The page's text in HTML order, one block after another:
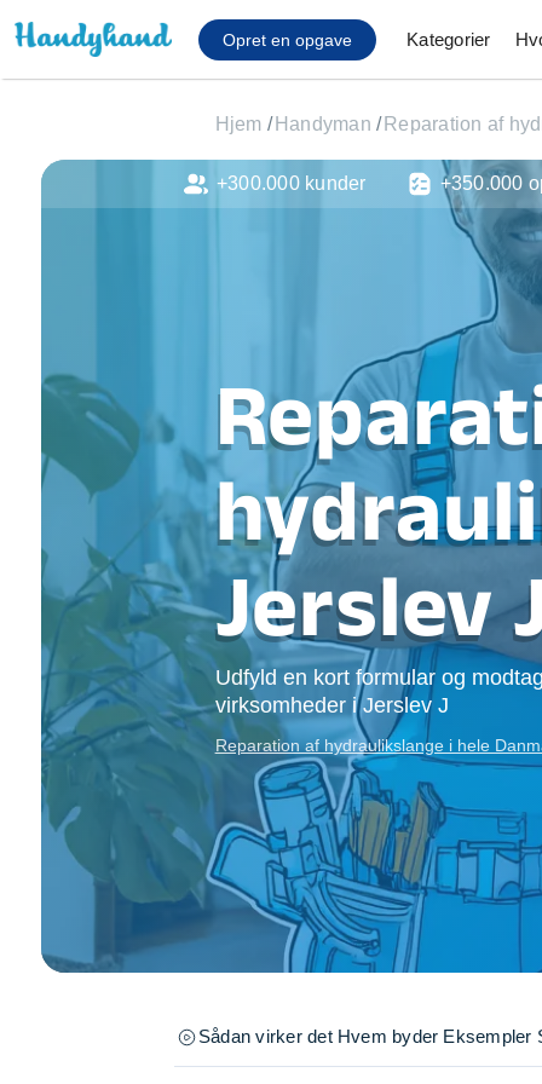
Opret en opgave Kategorier
Affaldsfjernelse
Afhentning af
Anlæg af terrasse
Cykel reparation
Flyttehjælp
Gulvlaminering
Hårde hvidevare
Hjælp til mobil, pc, tv
Installation af
Møbelsamling og
Ophængning af
Tømrer
Tunge løft
Underholdning
Se alle...
Hjem / Handyman / Reparation af
Jerslev
Udfyld en kort formular og
virksomheder i Jerslev J
Reparation af hydraulikslange i hele
+300.000 kunder +350.000
Sådan virker det Hvem byder Eksempler